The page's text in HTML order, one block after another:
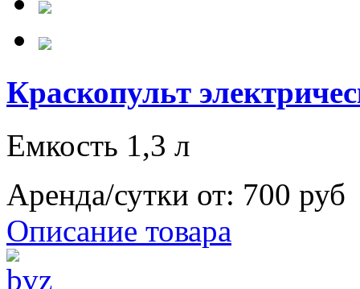
Краскопульт
Емкость 1,3 л
Аренда/сутки от: 700 руб
Описание товара